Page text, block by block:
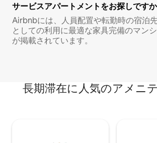
サービスアパートメントをお探しです
Airbnbには、人員配置や転勤時の宿泊
としての利用に最適な家具完備のマン
が掲載されています。
長期滞在に人気のアメニ